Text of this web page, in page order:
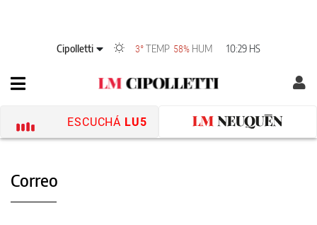
Cipolletti 3°TEMP 58% HUM 10:29 HS
ESCUCHÁ LU5
Correo